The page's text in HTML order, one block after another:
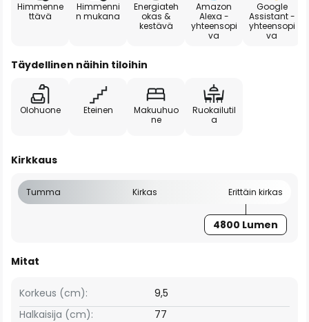
Himmenne
ttävä
Himmenni
n mukana
Energiateh
okas &
kestävä
Amazon
Alexa -
yhteensopi
va
Google
Assistant -
yhteensopi
va
Täydellinen näihin tiloihin
Olohuone Eteinen
Makuuhuo
ne
Ruokailutil
a
Kirkkaus
Tumma Kirkas Erittäin kirkas
4800 Lumen
Mitat
Korkeus (cm):
9,5
Halkaisija (cm):
77